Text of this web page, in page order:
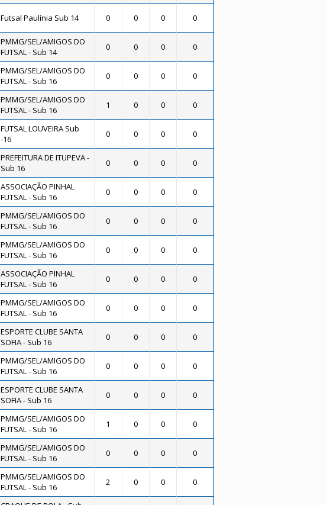
Futsal Paulínia Sub 14 0 0 0 0
PMMG/SEL/AMIGOS DO
FUTSAL - Sub 14
0 0 0 0
PMMG/SEL/AMIGOS DO
FUTSAL - Sub 16
0 0 0 0
PMMG/SEL/AMIGOS DO
FUTSAL - Sub 16
1 0 0 0
FUTSAL LOUVEIRA Sub
-16
0 0 0 0
PREFEITURA DE ITUPEVA -
Sub 16
0 0 0 0
ASSOCIAÇÃO PINHAL
FUTSAL - Sub 16
0 0 0 0
PMMG/SEL/AMIGOS DO
FUTSAL - Sub 16
0 0 0 0
PMMG/SEL/AMIGOS DO
FUTSAL - Sub 16
0 0 0 0
ASSOCIAÇÃO PINHAL
FUTSAL - Sub 16
0 0 0 0
PMMG/SEL/AMIGOS DO
FUTSAL - Sub 16
0 0 0 0
ESPORTE CLUBE SANTA
SOFIA - Sub 16
0 0 0 0
PMMG/SEL/AMIGOS DO
FUTSAL - Sub 16
0 0 0 0
ESPORTE CLUBE SANTA
SOFIA - Sub 16
0 0 0 0
PMMG/SEL/AMIGOS DO
FUTSAL - Sub 16
1 0 0 0
PMMG/SEL/AMIGOS DO
FUTSAL - Sub 16
0 0 0 0
PMMG/SEL/AMIGOS DO
FUTSAL - Sub 16
2 0 0 0